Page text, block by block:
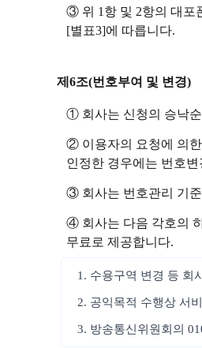
③ 위 1항 및 2항의 대포
[별표3]에 따릅니다.
제6조(번호부여 및 변경)
① 회사는 신청의 승낙
② 이용자의 요청에 의한
인정한 경우에는 번호
③ 회사는 번호관리 기
④ 회사는 다음 각호의
무료로 제공합니다.
1. 수용구역 변경 등 회
2. 공익목적 수행상 서
3. 방송통신위원회의